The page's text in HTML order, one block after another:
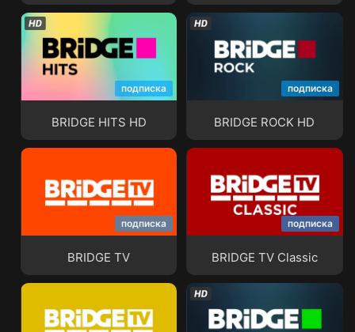
подписка
BRIDGE HITS HD
подписка
BRIDGE ROCK HD
подписка
BRIDGE TV
подписка
BRIDGE TV Classic